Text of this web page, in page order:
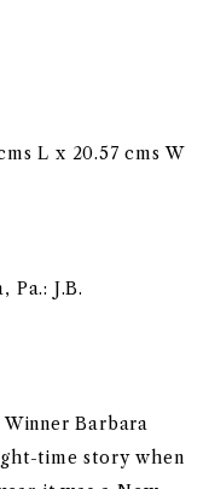
L x 20.57 cms W
J.B.
Barbara
time story when